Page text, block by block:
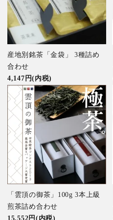
産地別銘茶「金袋」 3種詰め
合わせ
4,147円(内税)
「雲頂の御茶」100g 3本上級
煎茶詰め合わせ
15,552円(内税)